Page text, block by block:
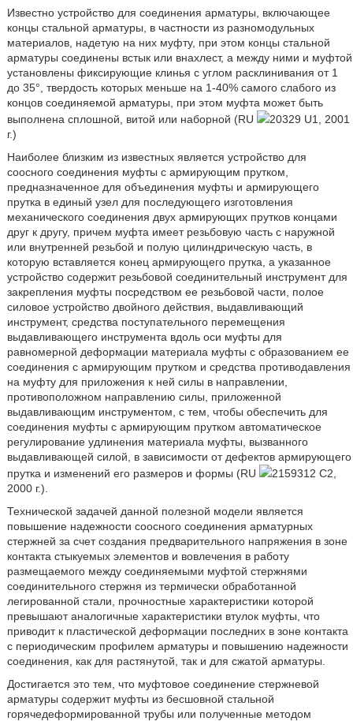
Известно устройство для соединения арматуры, включающее
концы стальной арматуры, в частности из разномодульных
материалов, надетую на них муфту, при этом концы стальной
арматуры соединены встык или внахлест, а между ними и муфтой
установлены фиксирующие клинья с углом расклинивания от 1
до 35°, твердость которых меньше на 1-40% самого слабого из
концов соединяемой арматуры, при этом муфта может быть
выполнена сплошной, витой или наборной (RU
20329 U1, 2001
г.)
Наиболее близким из известных является устройство для
соосного соединения муфты с армирующим прутком,
предназначенное для объединения муфты и армирующего
прутка в единый узел для последующего изготовления
механического соединения двух армирующих прутков концами
друг к другу, причем муфта имеет резьбовую часть с наружной
или внутренней резьбой и полую цилиндрическую часть, в
которую вставляется конец армирующего прутка, а указанное
устройство содержит резьбовой соединительный инструмент для
закрепления муфты посредством ее резьбовой части, полое
силовое устройство двойного действия, выдавливающий
инструмент, средства поступательного перемещения
выдавливающего инструмента вдоль оси муфты для
равномерной деформации материала муфты с образованием ее
соединения с армирующим прутком и средства противодавления
на муфту для приложения к ней силы в направлении,
противоположном направлению силы, приложенной
выдавливающим инструментом, с тем, чтобы обеспечить для
соединения муфты с армирующим прутком автоматическое
регулирование удлинения материала муфты, вызванного
выдавливающей силой, в зависимости от дефектов армирующего
прутка и изменений его размеров и формы (RU
2159312 С2,
2000 г.).
Технической задачей данной полезной модели является
повышение надежности соосного соединения арматурных
стержней за счет создания предварительного напряжения в зоне
контакта стыкуемых элементов и вовлечения в работу
размещаемого между соединяемыми муфтой стержнями
соединительного стержня из термически обработанной
легированной стали, прочностные характеристики которой
превышают аналогичные характеристики втулок муфты, что
приводит к пластической деформации последних в зоне контакта
с периодическим профилем арматуры и повышению надежности
соединения, как для растянутой, так и для сжатой арматуры.
Достигается это тем, что муфтовое соединение стержневой
арматуры содержит муфты из бесшовной стальной
горячедеформированной трубы или полученные методом